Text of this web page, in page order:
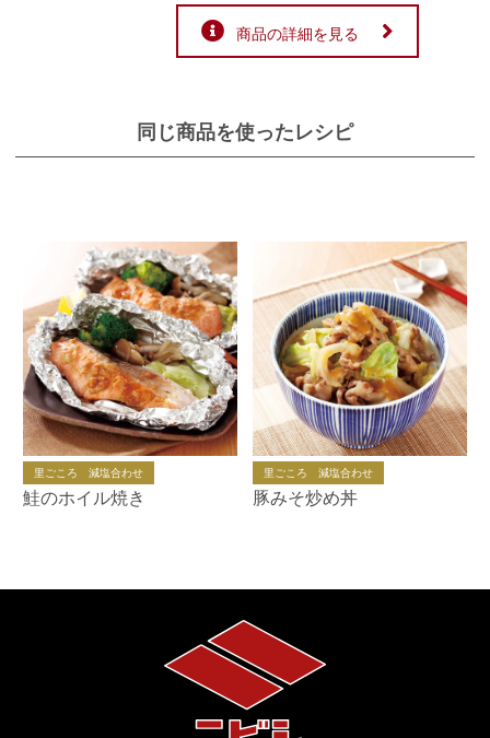
商品の詳細を見る
同じ商品を使ったレシピ
里ごころ 減塩合わせ
鮭のホイル焼き
里ごころ 減塩合わせ
豚みそ炒め丼